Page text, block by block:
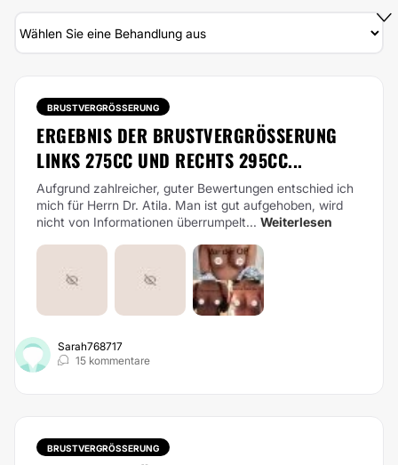
BRUSTVERGRÖSSERUNG
ERGEBNIS DER BRUSTVERGRÖSSERUNG L
INKS 275CC UND RECHTS 295CC...
Aufgrund zahlreicher, guter Bewertungen entschied ich
mich für Herrn Dr. Atila. Man ist gut aufgehoben, wird
nicht von Informationen überrumpelt... Weiterlesen
Sarah768717
15 kommentare
BRUSTVERGRÖSSERUNG